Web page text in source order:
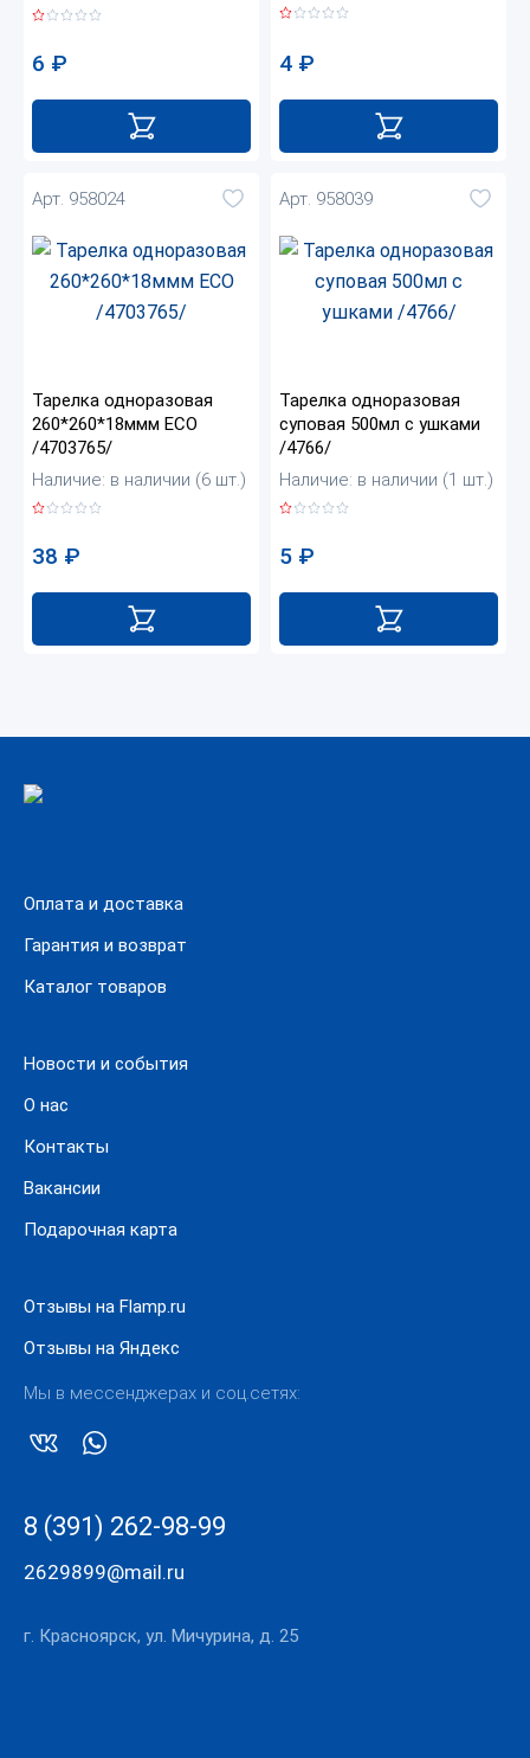
6 ₽ 4 ₽
Арт. 958024
Тарелка одноразовая
260*260*18ммм ECO
/4703765/
Наличие: в наличии (6 шт.)
38 ₽
Арт. 958039
Тарелка одноразовая
суповая 500мл с ушками
/4766/
Наличие: в наличии (1 шт.)
5 ₽
Оплата и доставка
Гарантия и возврат
Каталог товаров
Новости и события
О нас
Контакты
Вакансии
Подарочная карта
Отзывы на Flamp.ru
Отзывы на Яндекс
Мы в мессенджерах и соц.сетях:
8 (391) 262-98-99
2629899@mail.ru
г. Красноярск, ул. Мичурина, д. 25